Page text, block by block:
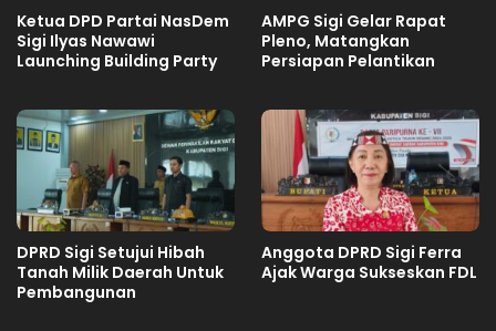
Ketua DPD Partai NasDem
Sigi Ilyas Nawawi
Launching Building Party
AMPG Sigi Gelar Rapat
Pleno, Matangkan
Persiapan Pelantikan
DPRD Sigi Setujui Hibah
Tanah Milik Daerah Untuk
Pembangunan
Anggota DPRD Sigi Ferra
Ajak Warga Sukseskan FDL